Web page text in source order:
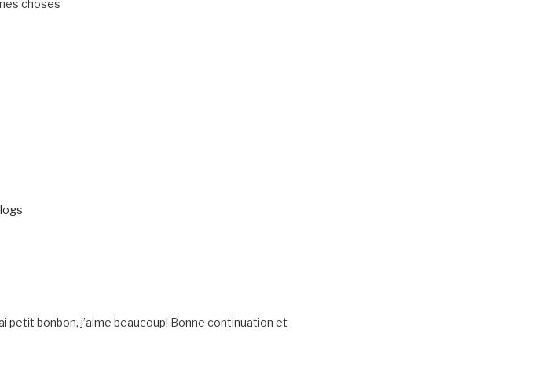
choses
petit bonbon, j’aime beaucoup! Bonne continuation et